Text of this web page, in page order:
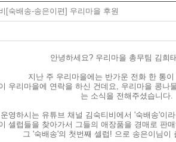
[숙배송-송은이편] 우리마을 후원
안녕하세요? 우리마을 총무팀 김희
지난 주 우리마을에는 반가운 전화 한 통
우리마을에 연락을 하신 건데요, 우리마을 콩나
는 소식을 전해주셨습니다.
영하시는 유튜브 채널 김숙티비에서 '숙배송'이
셀럽들을 찾아가서 그들의 애장품을 경매로 판
그 '숙배송'의 첫번째 셀럽! 으로 송은이님이